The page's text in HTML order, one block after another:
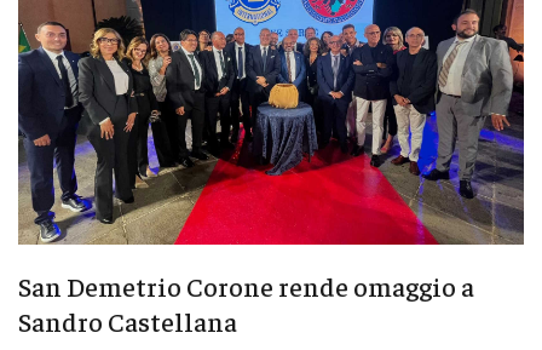
San Demetrio Corone rende omaggio a
Sandro Castellana